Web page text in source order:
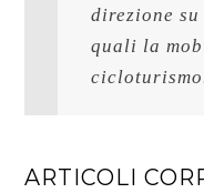
direzione
quali la
ARTICOLI